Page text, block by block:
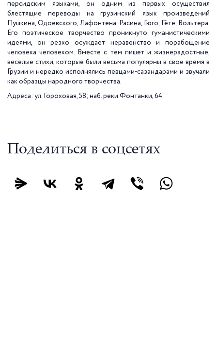
персидским языками, он одним из первых осуществил
блестящие переводы на грузинский язык произведений
Пушкина, Одоевского, Лафонтена, Расина, Гюго, Гёте, Вольтера.
Его поэтическое творчество проникнуто гуманистическими
идеями, он резко осуждает неравенство и порабощение
человека человеком. Вместе с тем пишет и жизнерадостные,
веселые стихи, которые были весьма популярны в свое время в
Грузии и нередко исполнялись певцами-сазандарами и звучали
как образцы народного творчества.
Адреса: ул. Гороховая, 58; наб. реки Фонтанки, 64
Поделиться в соцсетях